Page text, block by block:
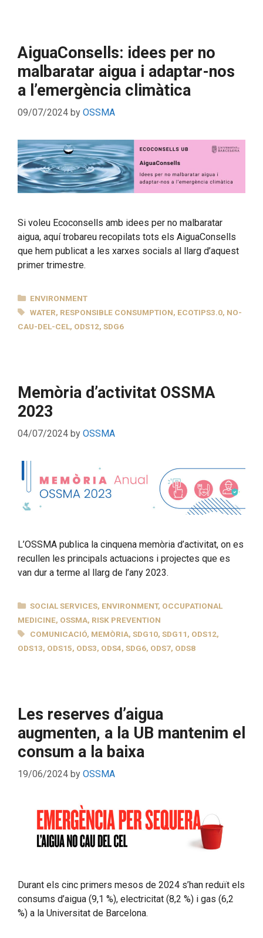
AiguaConsells: idees per no
malbaratar aigua i adaptar-nos
a l’emergència climàtica
09/07/2024 by OSSMA
Si voleu Ecoconsells amb idees per no malbaratar
aigua, aquí trobareu recopilats tots els AiguaConsells
que hem publicat a les xarxes socials al llarg d’aquest
primer trimestre.
CATEGORIES
ENVIRONMENT
TAGS
WATER, RESPONSIBLE CONSUMPTION, ECOTIPS3.0, NO-
CAU-DEL-CEL, ODS12, SDG6
Memòria d’activitat OSSMA
2023
04/07/2024 by OSSMA
L’OSSMA publica la cinquena memòria d’activitat, on es
recullen les principals actuacions i projectes que es
van dur a terme al llarg de l’any 2023.
CATEGORIES
SOCIAL SERVICES, ENVIRONMENT, OCCUPATIONAL
MEDICINE, OSSMA, RISK PREVENTION
TAGS
COMUNICACIÓ, MEMÒRIA,SDG10,SDG11, ODS12,
ODS13, ODS15, ODS3, ODS4, SDG6, ODS7, ODS8
Les reserves d’aigua
augmenten, a la UB mantenim el
consum a la baixa
19/06/2024 by OSSMA
Durant els cinc primers mesos de 2024 s’han reduït els
consums d’aigua (9,1 %), electricitat (8,2 %) i gas (6,2
%) a la Universitat de Barcelona.